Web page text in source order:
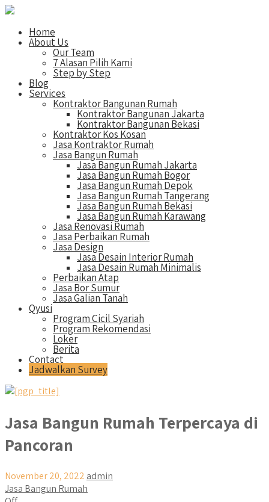
Home
About Us
Our Team
7 Alasan Pilih Kami
Step by Step
Blog
Services
Kontraktor Bangunan Rumah
Kontraktor Bangunan Jakarta
Kontraktor Bangunan Bekasi
Kontraktor Kos Kosan
Jasa Kontraktor Rumah
Jasa Bangun Rumah
Jasa Bangun Rumah Jakarta
Jasa Bangun Rumah Bogor
Jasa Bangun Rumah Depok
Jasa Bangun Rumah Tangerang
Jasa Bangun Rumah Bekasi
Jasa Bangun Rumah Karawang
Jasa Renovasi Rumah
Jasa Perbaikan Rumah
Jasa Design
Jasa Desain Interior Rumah
Jasa Desain Rumah Minimalis
Perbaikan Atap
Jasa Bor Sumur
Jasa Galian Tanah
Qyusi
Program Cicil Syariah
Program Rekomendasi
Loker
Berita
Contact
Jadwalkan Survey
Jasa Bangun Rumah Terpercaya di
Pancoran
November 20, 2022 admin
Jasa Bangun Rumah